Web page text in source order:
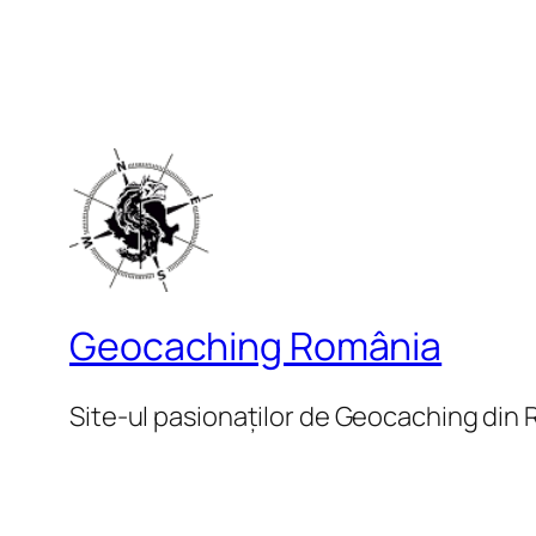
Geocaching România
Site-ul pasionaților de Geocaching din